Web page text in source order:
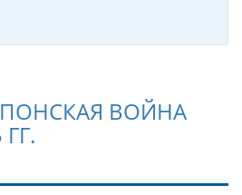
ВОЙНА